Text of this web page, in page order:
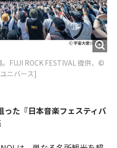
FUJI ROCK FESTIVAL 提供、©
ニバース]
た『日本音楽フェスティバ